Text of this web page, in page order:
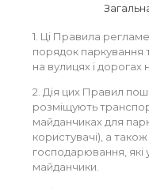
1. Ці Правила
порядок паркування
на вулицях і дорогах
2. Дія цих Правил
розміщують
майданчиках для
користувачі), а також
господарювання, які
майданчики.